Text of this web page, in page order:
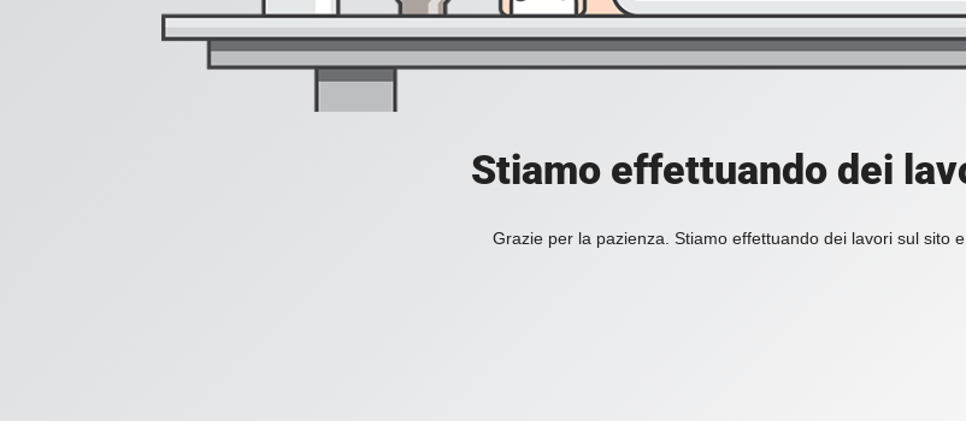
Stiamo effettuando dei
Grazie per la pazienza. Stiamo effettuando dei lavori sul sito